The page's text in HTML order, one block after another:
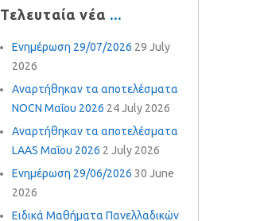
Τελευταία νέα
Ενημέρωση 29/07/2026 29 July
2026
Αναρτήθηκαν τα αποτελέσματα
NOCN Μαΐου 2026 24 July 2026
Αναρτήθηκαν τα αποτελέσματα
LAAS Μαΐου 2026 2 July 2026
Ενημέρωση 29/06/2026 30 June
2026
Ειδικά Μαθήματα Πανελλαδικών